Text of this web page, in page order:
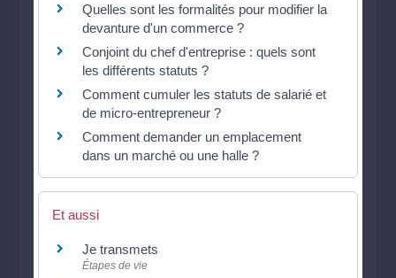
Quelles sont les formalités pour modifier la
devanture d'un commerce ?
Conjoint du chef d'entreprise : quels sont
les différents statuts ?
Comment cumuler les statuts de salarié et
de micro-entrepreneur ?
Comment demander un emplacement
dans un marché ou une halle ?
Et aussi
Je transmets
Étapes de vie